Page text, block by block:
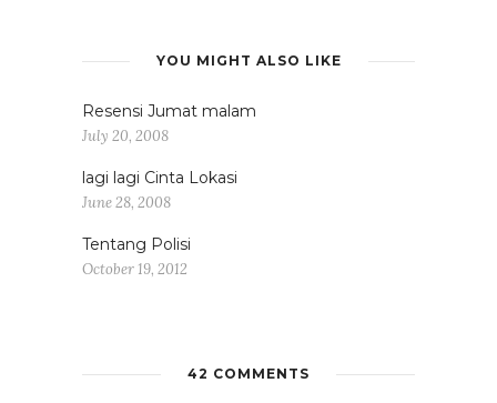
YOU MIGHT ALSO LIKE
Resensi Jumat malam
July 20, 2008
lagi lagi Cinta Lokasi
June 28, 2008
Tentang Polisi
October 19, 2012
42 COMMENTS